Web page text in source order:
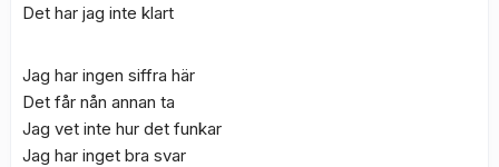
Det har jag inte klart
Jag har ingen siffra här
Det får nån annan ta
Jag vet inte hur det funkar
Jag har inget bra svar